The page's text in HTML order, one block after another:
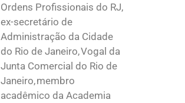
Ordens Profissionais do RJ,
ex-secretário de
Administração da Cidade
do Rio de Janeiro, Vogal da
Junta Comercial do Rio de
Janeiro, membro
acadêmico da Academia